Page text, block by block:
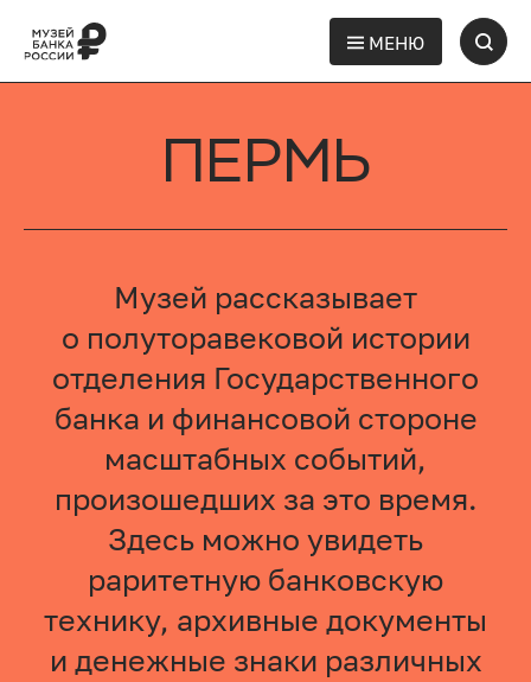
МЕНЮ
ПЕРМЬ
Музей рассказывает
о полуторавековой истории
отделения Государственного
банка и финансовой стороне
масштабных событий,
произошедших за это время.
Здесь можно увидеть
раритетную банковскую
технику, архивные документы
и денежные знаки различных